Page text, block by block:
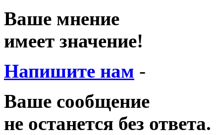
Ваше мнение
имеет значение!
Напишите нам -
Ваше сообщение
не останется без ответа.